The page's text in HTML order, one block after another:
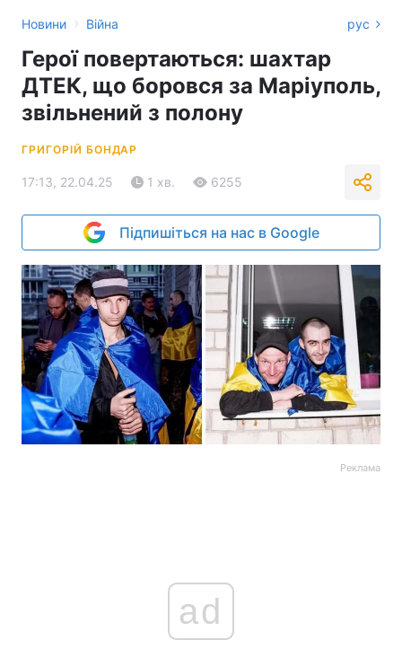
Новини › Війна рус
Герої повертаються: шахтар
ДТЕК, що боровся за Маріуполь,
звільнений з полону
ГРИГОРІЙ БОНДАР
17:13, 22.04.25 1 хв. 6255
Підпишіться на нас в Google
Реклама
ad